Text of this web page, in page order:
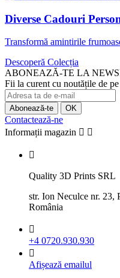
Diverse Cadouri
Transformă amintirile
Descoperă Colecția
ABONEAZĂ-TE LA
Fii la curent cu noutățile de
Contactează-ne
Informații magazin  

Quality 3D Prints SRL
str. Ion Neculce nr. 23,
România

+4 0720.930.930

Afișează emailul